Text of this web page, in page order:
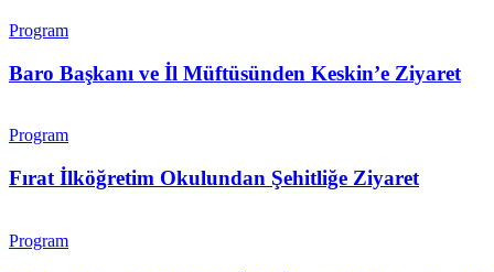
Program
Baro Başkanı ve İl Müftüsünden Keskin’e Ziyaret
Program
Fırat İlköğretim Okulundan Şehitliğe Ziyaret
Program